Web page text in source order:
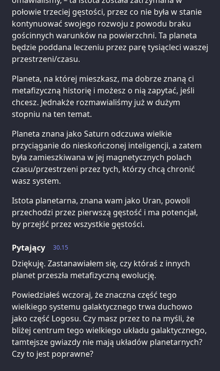
połowie trzeciej gęstości, przez co nie była w stanie
kontynuować swojego rozwoju z powodu braku
gościnnych warunków na powierzchni. Ta planeta
będzie poddana leczeniu przez parę tysiącleci waszej
przestrzeni/czasu.
Planeta, na której mieszkasz, ma dobrze znaną ci
metafizyczną historię i możesz o nią zapytać, jeśli
chcesz. Jednakże rozmawialiśmy już w dużym
stopniu na ten temat.
Planeta znana jako Saturn odczuwa wielkie
przyciąganie do nieskończonej inteligencji, a zatem
była zamieszkiwana w jej magnetycznych polach
czasu/przestrzeni przez tych, którzy chcą chronić
wasz system.
Istota planetarna, znana wam jako Uran, powoli
przechodzi przez pierwszą gęstość i ma potencjał,
by przejść przez wszystkie gęstości.
30.15
Pytający
Dziękuję. Zastanawiałem się, czy któraś z innych
planet przeszła metafizyczną ewolucję.
Powiedziałeś wczoraj, że znaczna część tego
wielkiego systemu galaktycznego trwa duchowo
jako część Logosu. Czy masz przez to na myśli, że
bliżej centrum tego wielkiego układu galaktycznego,
tamtejsze gwiazdy nie mają układów planetarnych?
Czy to jest poprawne?